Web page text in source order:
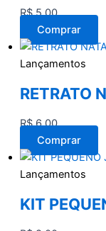
R$5,00
Comprar
Lançamentos
RETRATO
R$6,00
Comprar
Lançamentos
KIT